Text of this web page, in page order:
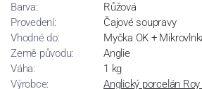
Barva:
Růžová
Provedení:
Čajové soupravy
Vhodné do:
Myčka OK +
Země původu:
Anglie
Váha:
1 kg
Výrobce:
Anglický porcelán